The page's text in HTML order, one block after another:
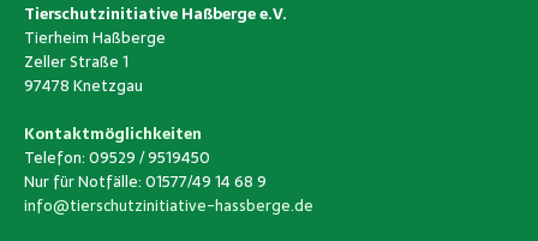
Tierschutzinitiative Haßberge e.V.
Tierheim Haßberge
Zeller Straße 1
97478 Knetzgau
Kontaktmöglichkeiten
Telefon: 09529 / 9519450
Nur für Notfälle: 01577/49 14 68 9
info@tierschutzinitiative-hassberge.de